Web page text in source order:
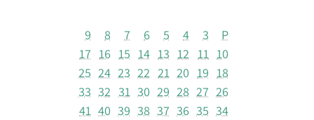
P
3
4
5
6
7
8
9
10
11
12
13
14
15
16
17
18
19
20
21
22
23
24
25
26
27
28
29
30
31
32
33
34
35
36
37
38
39
40
41